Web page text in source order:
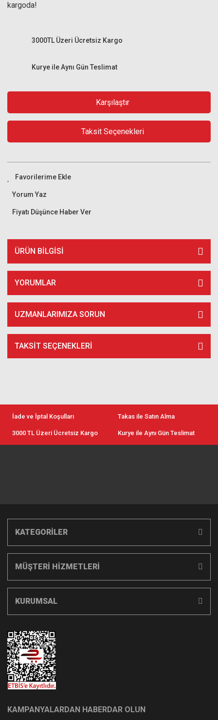
kargoda!
Kurye ile Aynı Gün Teslimat
3000TL Üzeri Ücretsiz Kargo
Karşılaştır
Taksit Seçenekleri
Yorum Yaz
Fiyatı Düşünce Haber Ver
ÜRÜN BILGISI
YORUMLAR
UZMANLARIMIZA SORUN
TAKSIT SEÇENEKLERI
İade ve İptal Koşulları Takas ile Satın Alma
3000 TL Üzeri Ücretsiz Kargo Kurye ile Aynı Gün Teslimat
KATEGORİLER
MÜŞTERİ HİZMETLERİ
KURUMSAL
KAMPANYALARDAN HABERDAR OLUN